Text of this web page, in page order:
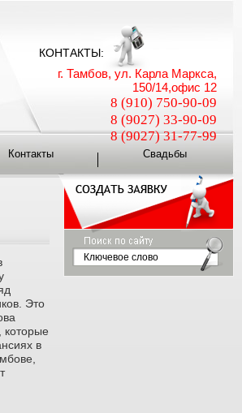
КОНТАКТЫ:
г. Тамбов, ул. Карла Маркса,
150/14,офис 12
8 (910) 750-90-09
8 (9027) 33-90-09
8 (9027) 31-77-99
Контакты Свадьбы
Это
которые
в